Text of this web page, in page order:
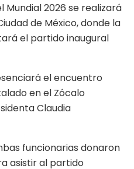
Mundial 2026 se realizará
de México, donde la
el partido inaugural
el encuentro
en el Zócalo
Claudia
funcionarias donaron
asistir al partido